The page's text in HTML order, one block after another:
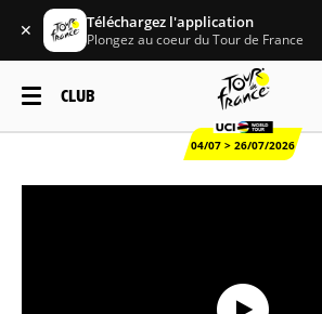
✕ Téléchargez l'application
Plongez au coeur du Tour de France
CLUB
04/07 > 26/07/2026